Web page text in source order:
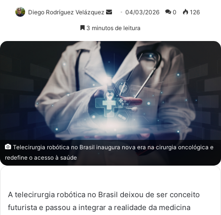
Diego Rodríguez Velázquez
Mande
um
04/03/2026 0 126
3 minutos de leitura
Telecirurgia robótica no Brasil inaugura nova era na cirurgia oncológica e
redefine o acesso à saúde
A telecirurgia robótica no Brasil deixou de ser conceito
futurista e passou a integrar a realidade da medicina